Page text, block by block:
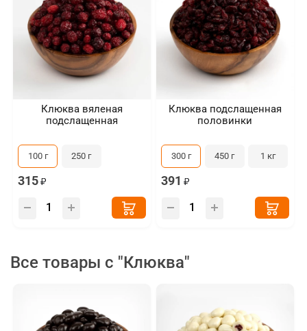
Клюква вяленая
подслащенная
100 г 250 г
315
Клюква подслащенная
половинки
300 г 450 г 1 кг
391
Все товары с "Клюква"